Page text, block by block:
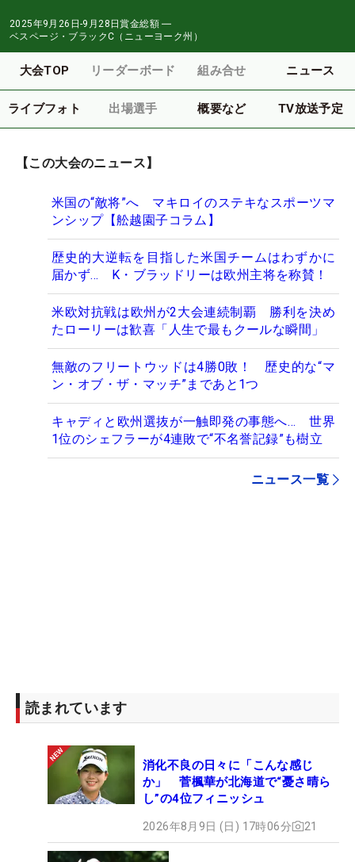
2025年9月26日-9月28日賞金総額 ―
ベスページ・ブラックC（ニューヨーク州）
大会TOP リーダーボード 組み合せ ニュース
ライブフォト 出場選手 概要など TV放送予定
【この大会のニュース】
米国の“敵将”へ マキロイのステキなスポーツマ
ンシップ【舩越園子コラム】
歴史的大逆転を目指した米国チームはわずかに
届かず... K・ブラッドリーは欧州主将を称賛！
米欧対抗戦は欧州が2大会連続制覇 勝利を決め
たローリーは歓喜「人生で最もクールな瞬間」
無敵のフリートウッドは4勝0敗！ 歴史的な“マ
ン・オブ・ザ・マッチ”まであと1つ
キャディと欧州選抜が一触即発の事態へ… 世界
1位のシェフラーが4連敗で“不名誉記録”も樹立
ニュース一覧
読まれています
消化不良の日々に「こんな感じ
か」 菅楓華が北海道で“憂さ晴ら
し”の4位フィニッシュ
2026年8月9日 (日) 17時06分 21